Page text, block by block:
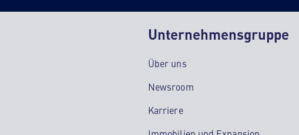
Unternehmensgruppe
Über uns
Newsroom
Karriere